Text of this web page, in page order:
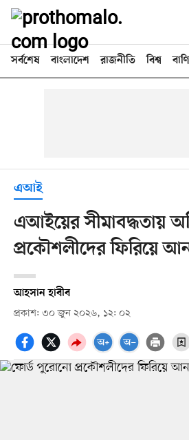
সর্বশেষ বাংলাদেশ রাজনীতি বিশ্ব
এআই
এআইয়ের সীমাবদ্ধতায়
প্রকৌশলীদের ফিরিয়ে
আহসান হাবীব
প্রকাশ: ৩০ জুন ২০২৬, ১২: ০২